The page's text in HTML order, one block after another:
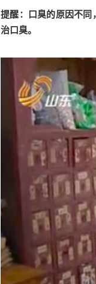
提醒：口臭的原因不
治口臭。